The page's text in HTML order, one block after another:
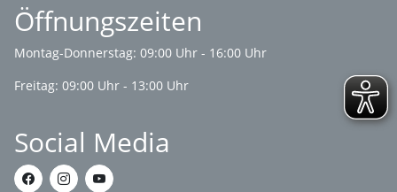
Öffnungszeiten
Montag-Donnerstag: 09:00 Uhr - 16:00 Uhr
Freitag: 09:00 Uhr - 13:00 Uhr
Social Media